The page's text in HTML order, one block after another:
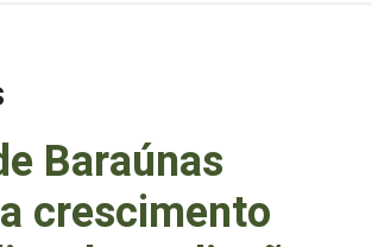
Baraúnas
crescimento